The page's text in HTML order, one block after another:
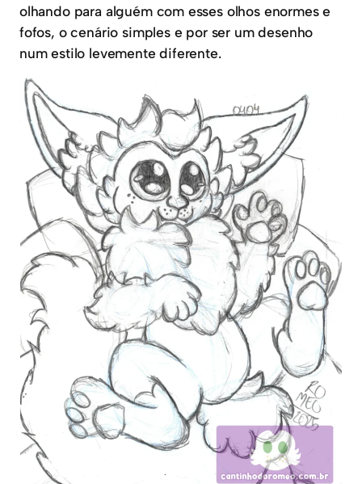
olhando para alguém com esses olhos enormes e
fofos, o cenário simples e por ser um desenho
num estilo levemente diferente.